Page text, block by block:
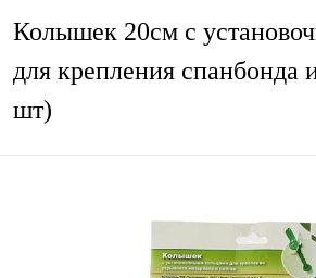
Колышек 20см с
для крепления спанбонда
шт)